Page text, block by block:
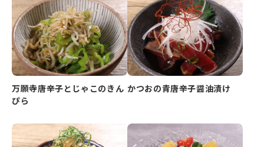
万願寺唐辛子とじゃこのきん
ぴら
かつおの青唐辛子醤油漬け